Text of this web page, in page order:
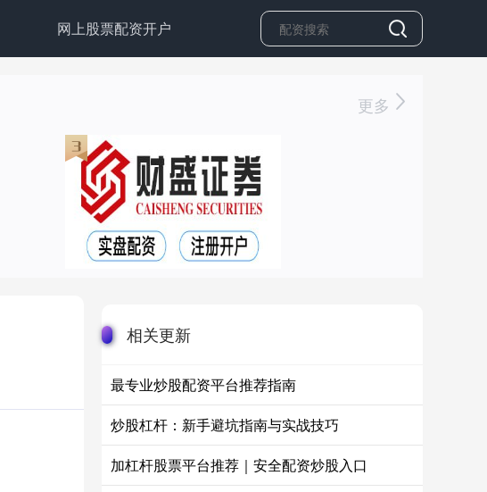
网上股票配资开户
更多
相关更新
最专业炒股配资平台推荐指南
炒股杠杆：新手避坑指南与实战技巧
加杠杆股票平台推荐｜安全配资炒股入口